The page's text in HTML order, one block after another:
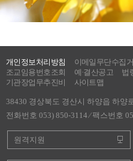
개인정보처리방침 이메일무단수집
조교임용번호조회
예·결산공고 법
기관장업무추진비
사이트맵
38430 경상북도 경산시 하양읍 하양
전화번호 053) 850-3114 ⁄ 팩스번호
원격지원